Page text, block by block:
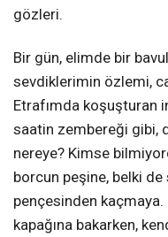
gözleri.
Bir gün, elimde bir
sevdiklerimin özlemi,
Etrafımda koşuşturan
saatin zembereği gibi,
nereye? Kimse
borcun peşine, belki de
pençesinden kaçmaya.
kapağına bakarken,